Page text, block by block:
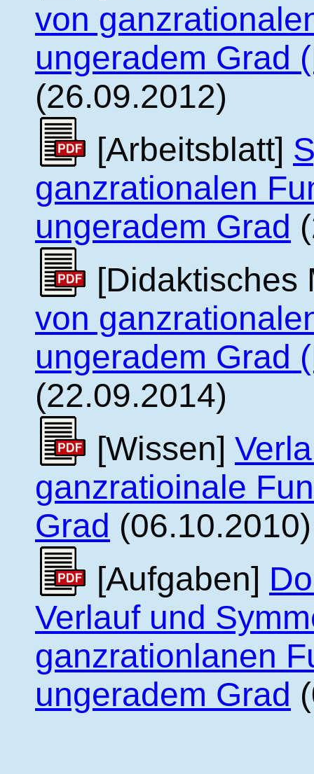
von
ungeradem Grad
(26.09.2012)
[Arbeitsblatt]
ganzrationalen
ungeradem Grad
von
ungeradem Grad
(22.09.2014)
[Wissen]
ganzratioinale
Grad (06.10.2010)
[Aufgaben]
Verlauf und
ganzrationlanen
ungeradem Grad